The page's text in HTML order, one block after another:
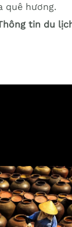
quê hương.
tin du